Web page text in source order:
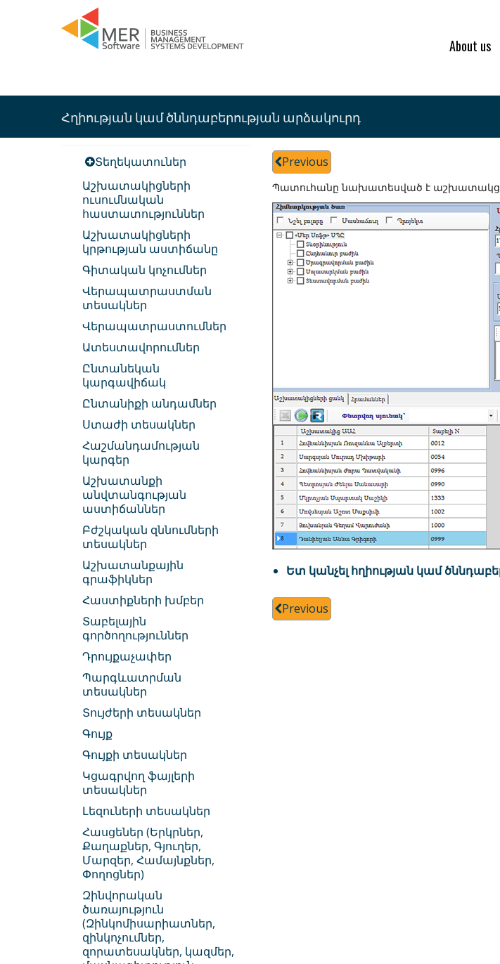
About us
Հղիության կամ ծննդաբերության արձակուրդ
Տեղեկատուներ
Աշխատակիցների
ուսումնական
հաստատություններ
Աշխատակիցների
կրթության աստիճանը
Գիտական կոչումներ
Վերապատրաստման
տեսակներ
Վերապատրաստումներ
Ատեստավորումներ
Ընտանեկան
կարգավիճակ
Ընտանիքի անդամներ
Ստաժի տեսակներ
Հաշմանդամության
կարգեր
Աշխատանքի
անվտանգության
աստիճաններ
Բժշկական զննումների
տեսակներ
Աշխատանքային
գրաֆիկներ
Հաստիքների խմբեր
Տաբելային
գործողություններ
Դրույքաչափեր
Պարգևատրման
տեսակներ
Տույժերի տեսակներ
Գույք
Գույքի տեսակներ
Կցագրվող ֆայլերի
տեսակներ
Լեզուների տեսակներ
Հասցեներ (Երկրներ,
Քաղաքներ, Գյուղեր,
Մարզեր, Համայնքներ,
Փողոցներ)
Զինվորական
ծառայություն
(Զինկոմիսարիատներ,
զինկոչումներ,
զորատեսակներ, կազմեր,
Previous
Պատուհանը նախատեսված է աշխատակցին
Ետ կանչել հղիության կամ
Previous